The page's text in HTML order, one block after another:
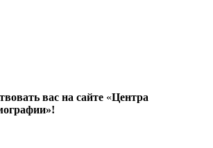
вас на сайте «Центра